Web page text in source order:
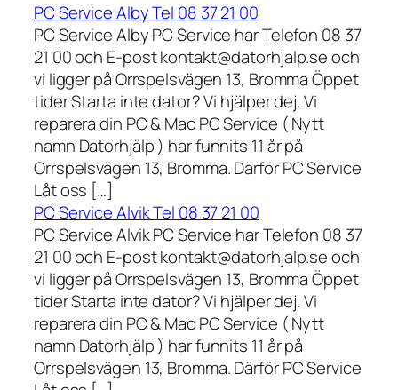
PC Service Alby Tel 08 37 21 00
PC Service Alby PC Service har Telefon 08 37
21 00 och E-post kontakt@datorhjalp.se och
vi ligger på Orrspelsvägen 13, Bromma Öppet
tider Starta inte dator? Vi hjälper dej. Vi
reparera din PC & Mac PC Service ( Nytt
namn Datorhjälp ) har funnits 11 år på
Orrspelsvägen 13, Bromma. Därför PC Service
Låt oss […]
PC Service Alvik Tel 08 37 21 00
PC Service Alvik PC Service har Telefon 08 37
21 00 och E-post kontakt@datorhjalp.se och
vi ligger på Orrspelsvägen 13, Bromma Öppet
tider Starta inte dator? Vi hjälper dej. Vi
reparera din PC & Mac PC Service ( Nytt
namn Datorhjälp ) har funnits 11 år på
Orrspelsvägen 13, Bromma. Därför PC Service